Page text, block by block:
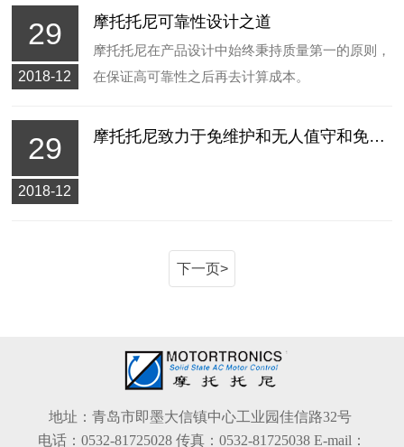
方公里的海洋和1.8万多千米的海岸线。
29
2018-12
摩托托尼可靠性设计之道
摩托托尼在产品设计中始终秉持质量第一的原则，
在保证高可靠性之后再去计算成本。
29
2018-12
摩托托尼致力于免维护和无人值守和免维护应用
下一页>
地址：青岛市即墨大信镇中心工业园佳信路32号
电话：0532-81725028 传真：0532-81725038 E-mail：